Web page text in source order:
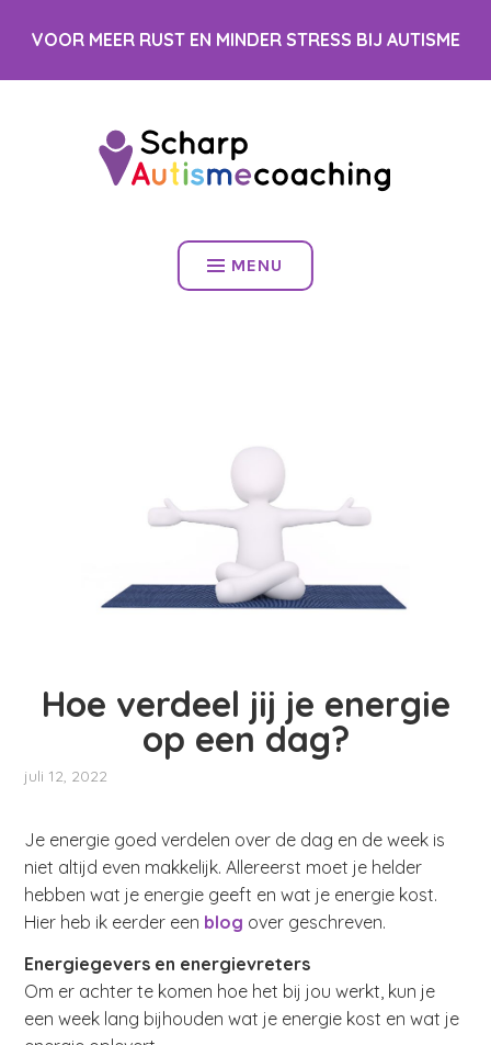
naarVOOR MEER RUST EN MINDER STRESS BIJ AUTISME
MENU
Hoe verdeel jij je energie
op een dag?
juli 12, 2022
Je energie goed verdelen over de dag en de week is
niet altijd even makkelijk. Allereerst moet je helder
hebben wat je energie geeft en wat je energie kost.
Hier heb ik eerder een blog over geschreven.
Energiegevers en energievreters
Om er achter te komen hoe het bij jou werkt, kun je
een week lang bijhouden wat je energie kost en wat je